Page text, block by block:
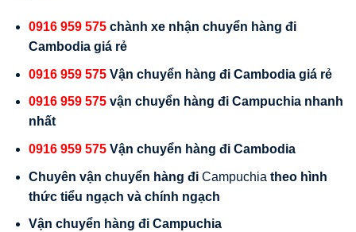
0916 959 575chành xe nhận chuyển hàng đi
Cambodiagiá rẻ
0916 959 575Vận chuyển hàng đi Cambodiagiá rẻ
0916 959 575vận chuyển hàng đi Campuchia nhanh
nhất
0916 959 575Vận chuyển hàng đi Cambodia
Chuyên vận chuyển hàng đi Campuchia theo hình
thức tiểu ngạch và chính ngạch
Vận chuyển hàng đi Campuchia